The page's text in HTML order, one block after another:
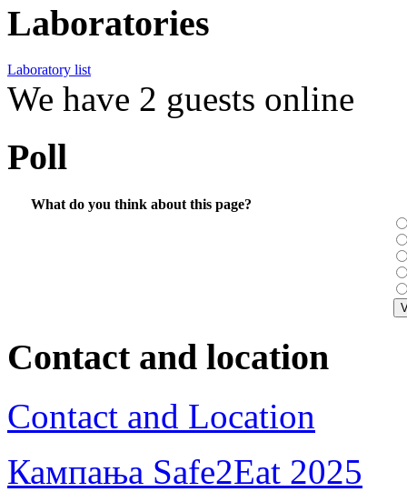
Laboratories
Laboratory list
We have 2 guests online
Poll
What do you think about this page?
Contact and location
Contact and Location
Кампања Safe2Eat 2025